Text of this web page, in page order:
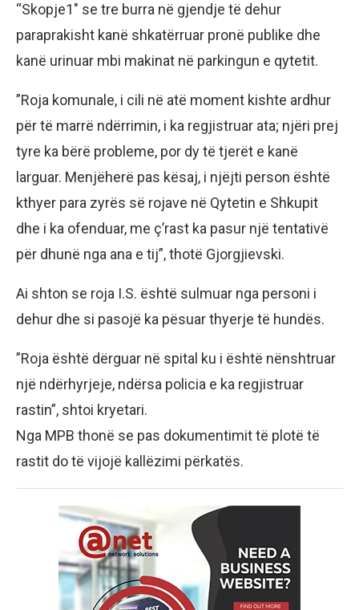
“Skopje1″ se tre burra në gjendje të dehur
paraprakisht kanë shkatërruar pronë publike dhe
kanë urinuar mbi makinat në parkingun e qytetit.
​”Roja komunale, i cili në atë moment kishte ardhur
për të marrë ndërrimin, i ka regjistruar ata; njëri prej
tyre ka bërë probleme, por dy të tjerët e kanë
larguar. Menjëherë pas kësaj, i njëjti person është
kthyer para zyrës së rojave në Qytetin e Shkupit
dhe i ka ofenduar, me ç’rast ka pasur një tentativë
për dhunë nga ana e tij”, thotë Gjorgjievski.
​Ai shton se roja I.S. është sulmuar nga personi i
dehur dhe si pasojë ka pësuar thyerje të hundës.
​”Roja është dërguar në spital ku i është nënshtruar
një ndërhyrjeje, ndërsa policia e ka regjistruar
rastin”, shtoi kryetari.
​Nga MPB thonë se pas dokumentimit të plotë të
rastit do të vijojë kallëzimi përkatës.